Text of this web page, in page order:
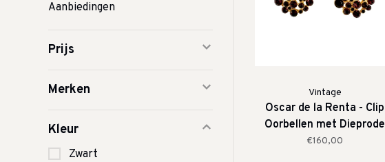
Aanbiedingen
Prijs
Merken
Kleur
Zwart
Vintage
Oscar de la Renta - Clip
Oorbellen met Dieprode
Kristallen
€160,00